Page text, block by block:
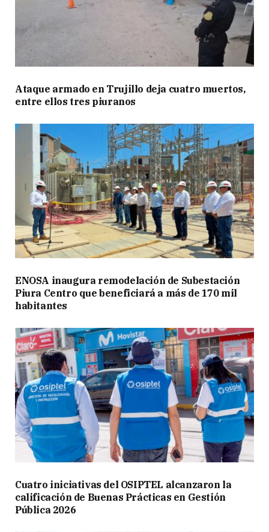
Ataque armado en Trujillo deja cuatro muertos,
entre ellos tres piuranos
ENOSA inaugura remodelación de Subestación
Piura Centro que beneficiará a más de 170 mil
habitantes
Cuatro iniciativas del OSIPTEL alcanzaron la
calificación de Buenas Prácticas en Gestión
Pública 2026